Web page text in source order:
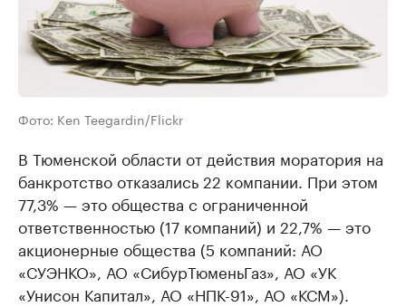
Фото: Ken Teegardin/Flickr
В Тюменской области от действия моратория на
банкротство отказались 22 компании. При этом
77,3% — это общества с ограниченной
ответственностью (17 компаний) и 22,7% — это
акционерные общества (5 компаний: АО
«СУЭНКО», АО «СибурТюменьГаз», АО «УК
«Унисон Капитал», АО «НПК-91», АО «КСМ»).